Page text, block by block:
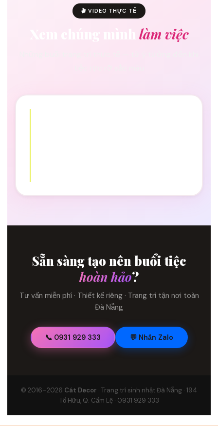
🎬 VIDEO THỰC TẾ
Xem chúng mình làm việc
Sẵn sàng tạo nên buổi tiệc
hoàn hảo?
Tư vấn miễn phí · Thiết kế riêng · Trang trí tận nơi toàn
Đà Nẵng
📞 0931 929 333 💬 Nhắn Zalo
© 2016–2026 Cát Decor · Trang trí sinh nhật Đà Nẵng · 194
Tố Hữu, Q. Cẩm Lệ · 0931 929 333